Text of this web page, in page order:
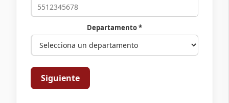
Departamento *
Siguiente